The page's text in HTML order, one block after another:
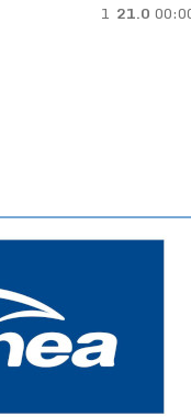
1 21.0